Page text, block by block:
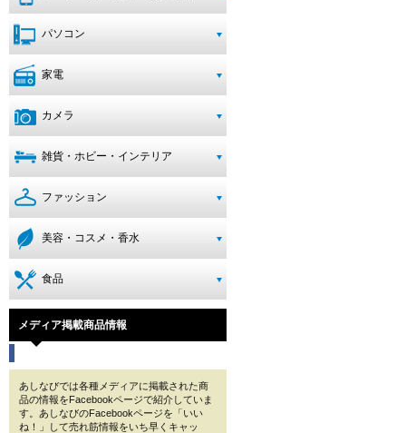
パソコン
家電
カメラ
雑貨・ホビー・インテリア
ファッション
美容・コスメ・香水
食品
メディア掲載商品情報
あしなびでは各種メディアに掲載された商
品の情報をFacebookページで紹介していま
す。あしなびのFacebookページを「いい
ね！」して売れ筋情報をいち早くキャッ